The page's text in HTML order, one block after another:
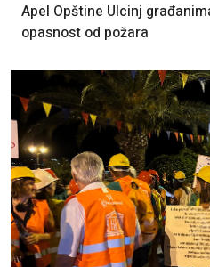
Apel Opštine Ulcinj
opasnost od požara